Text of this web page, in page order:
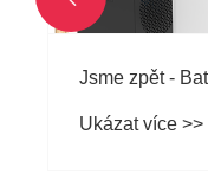
Jak může
rutinu zotavení